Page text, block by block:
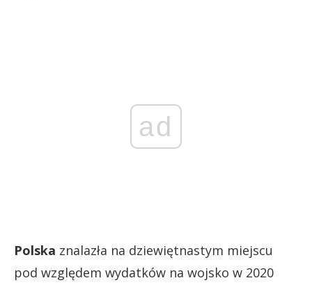
ad
Polska znalazła na dziewiętnastym miejscu
pod względem wydatków na wojsko w 2020